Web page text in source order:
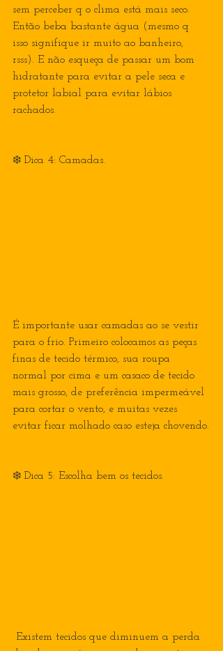
sem perceber q o clima está mais seco.
Então beba bastante água (mesmo q
isso signifique ir muito ao banheiro,
rsss). E não esqueça de passar um bom
hidratante para evitar a pele seca e
protetor labial para evitar lábios
rachados.
❄️ Dica 4: Camadas.
É importante usar camadas ao se vestir
para o frio. Primeiro colocamos as peças
finas de tecido térmico, sua roupa
normal por cima e um casaco de tecido
mais grosso, de preferência impermeável
para cortar o vento, e muitas vezes
evitar ficar molhado caso esteja chovendo.
❄️ Dica 5: Escolha bem os tecidos.